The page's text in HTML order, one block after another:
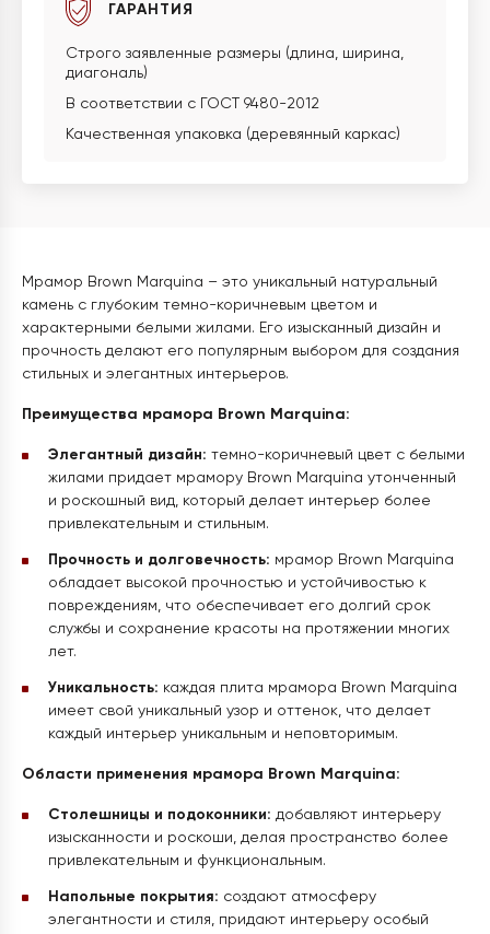
ГАРАНТИЯ
Строго заявленные размеры (длина, ширина,
диагональ)
В соответствии с ГОСТ 9480-2012
Качественная упаковка (деревянный каркас)
Мрамор Brown Marquina – это уникальный натуральный
камень с глубоким темно-коричневым цветом и
характерными белыми жилами. Его изысканный дизайн и
прочность делают его популярным выбором для создания
стильных и элегантных интерьеров.
Преимущества мрамора Brown Marquina:
Элегантный дизайн: темно-коричневый цвет с белыми
жилами придает мрамору Brown Marquina утонченный
и роскошный вид, который делает интерьер более
привлекательным и стильным.
Прочность и долговечность: мрамор Brown Marquina
обладает высокой прочностью и устойчивостью к
повреждениям, что обеспечивает его долгий срок
службы и сохранение красоты на протяжении многих
лет.
Уникальность: каждая плита мрамора Brown Marquina
имеет свой уникальный узор и оттенок, что делает
каждый интерьер уникальным и неповторимым.
Области применения мрамора Brown Marquina:
Столешницы и подоконники: добавляют интерьеру
изысканности и роскоши, делая пространство более
привлекательным и функциональным.
Напольные покрытия: создают атмосферу
элегантности и стиля, придают интерьеру особый